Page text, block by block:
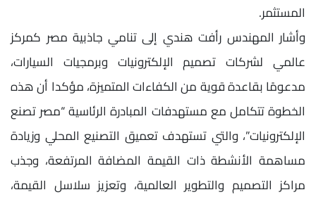
المستثمر.
وأشار المهندس رأفت هندي إلى تنامي جاذبية مصر كمركز
عالمي لشركات تصميم الإلكترونيات وبرمجيات السيارات،
مدعومًا بقاعدة قوية من الكفاءات المتميزة، مؤكدا أن هذه
الخطوة تتكامل مع مستهدفات المبادرة الرئاسية “مصر تصنع
الإلكترونيات”، والتي تستهدف تعميق التصنيع المحلي وزيادة
مساهمة الأنشطة ذات القيمة المضافة المرتفعة، وجذب
مراكز التصميم والتطوير العالمية، وتعزيز سلاسل القيمة،